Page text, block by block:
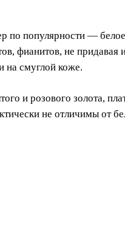
по популярности —
фианитов, не
на смуглой коже.
и розового золота,
не отличимы от